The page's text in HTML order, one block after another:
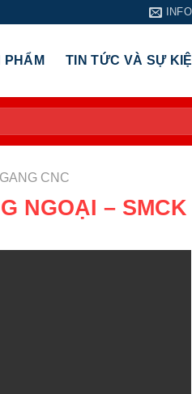
PHẨM TIN TỨC VÀ SỰ
CNC
NGOẠI – SMCK